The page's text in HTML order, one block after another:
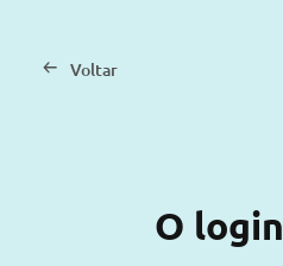
Voltar
O